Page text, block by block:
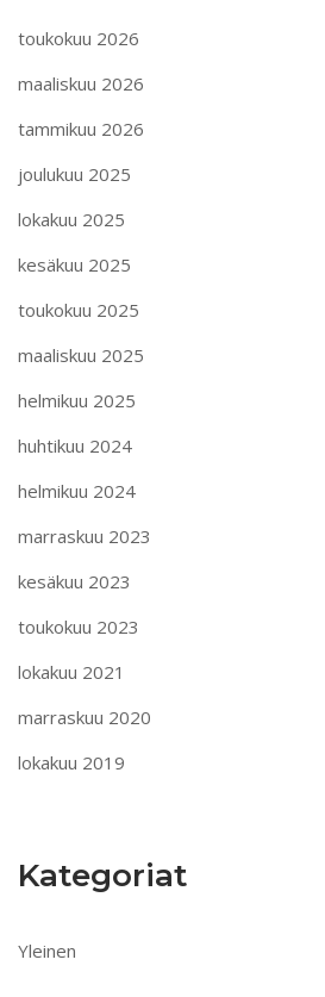
toukokuu 2026
maaliskuu 2026
tammikuu 2026
joulukuu 2025
lokakuu 2025
kesäkuu 2025
toukokuu 2025
maaliskuu 2025
helmikuu 2025
huhtikuu 2024
helmikuu 2024
marraskuu 2023
kesäkuu 2023
toukokuu 2023
lokakuu 2021
marraskuu 2020
lokakuu 2019
Kategoriat
Yleinen